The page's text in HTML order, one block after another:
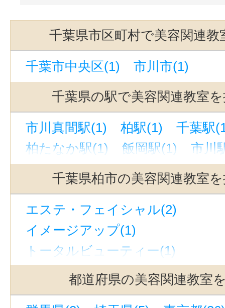
千葉県市区町村で美容関連教
千葉市中央区(1)
市川市(1)
千葉県の駅で美容関連教室
市川真間駅(1) 柏駅(1)
千葉駅
柏たなか駅(1)
飯岡駅(1)
市川
千葉県柏市の美容関連教室
エステ・フェイシャル(2)
イメージアップ(1)
トータルビューティー(1)
アンチエイジング(2)
小顔矯正
メディカルエステ(1)
美容その
都道府県の美容関連教室